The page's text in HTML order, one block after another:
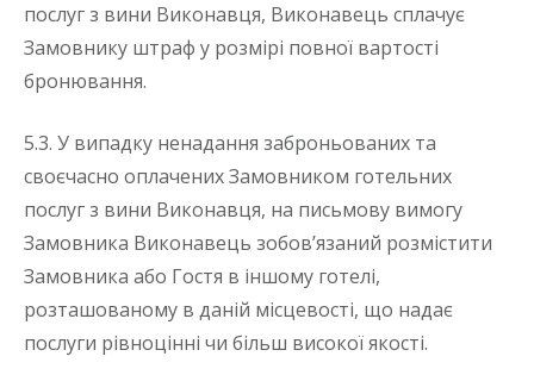
послуг з вини Виконавця, Виконавець сплачує
Замовнику штраф у розмірі повної вартості
бронювання.
5.3. У випадку ненадання заброньованих та
своєчасно оплачених Замовником готельних
послуг з вини Виконавця, на письмову вимогу
Замовника Виконавець зобов’язаний розмістити
Замовника або Гостя в іншому готелі,
розташованому в даній місцевості, що надає
послуги рівноцінні чи більш високої якості.